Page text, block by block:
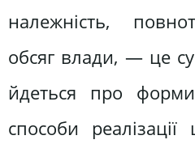
належність,
обсяг влади, — це
йдеться про
способи